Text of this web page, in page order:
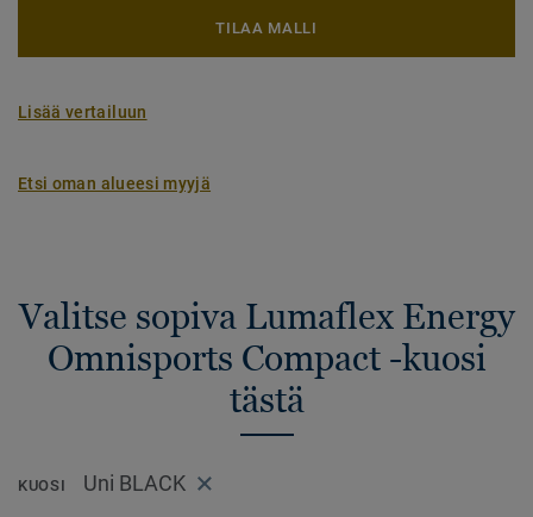
TILAA MALLI
Lisää vertailuun
Etsi oman alueesi myyjä
Valitse sopiva Lumaflex Energy
Omnisports Compact -kuosi
tästä
KUOSI Uni BLACK